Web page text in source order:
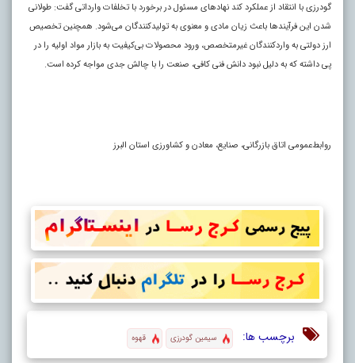
گودرزی با انتقاد از عملکرد کند نهادهای مسئول در برخورد با تخلفات وارداتی گفت: طولانی
شدن این فرآیندها باعث زیان مادی و معنوی به تولیدکنندگان می‌شود. همچنین تخصیص
ارز دولتی به واردکنندگان غیرمتخصص، ورود محصولات بی‌کیفیت به بازار مواد اولیه را در
پی داشته که به دلیل نبود دانش فنی کافی، صنعت را با چالش جدی مواجه کرده است.
روابط‌عمومی اتاق بازرگانی، صنایع، معادن و کشاورزی استان البرز
برچسب ها: سیمین گودرزی قهوه